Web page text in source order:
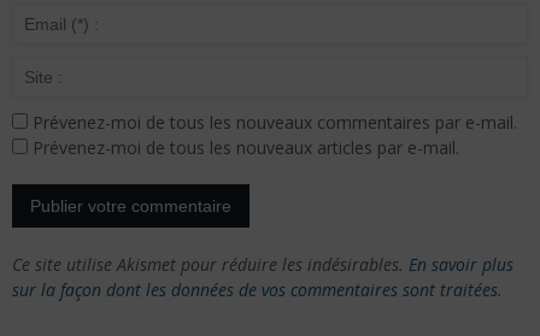
Prévenez-moi de tous les nouveaux commentaires par e-mail.
Prévenez-moi de tous les nouveaux articles par e-mail.
Ce site utilise Akismet pour réduire les indésirables. En savoir plus
sur la façon dont les données de vos commentaires sont traitées.